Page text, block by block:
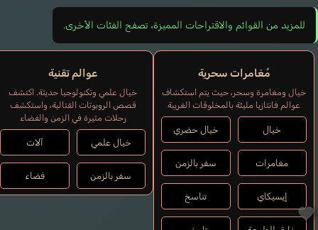
للمزيد من القوائم والاقتراحات المميزة، تصفح الفئات الأخرى.
مُغامرات سحرية
خيال ومغامرة وسحر، حيث يتم استكشاف
عوالم فانتازيا مليئة بالمخلوقات الغريبة
خيال خيال حضري
مغامرات سفر بالزمن
إيسيكاي تناسخ
عوالم تقنية
خيال علمي وتكنولوجيا حديثة. اكتشف
قصص الروبوتات القتالية، واستكشف
رحلات مثيرة في الزمن والفضاء
خيال علمي آلات
سفر بالزمن فضاء